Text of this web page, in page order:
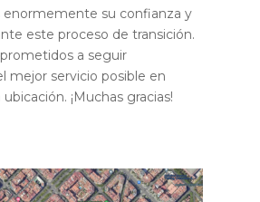
enormemente su confianza y
este proceso de transición.
a seguir
mejor servicio posible en
¡Muchas gracias!